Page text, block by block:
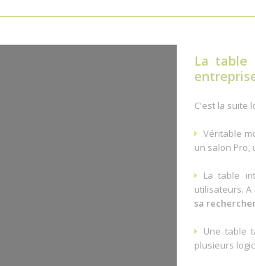
La table
C'est la suite
Véritable
un salon Pro,
La table
utilisateurs. A
sa
Une table
plusieurs